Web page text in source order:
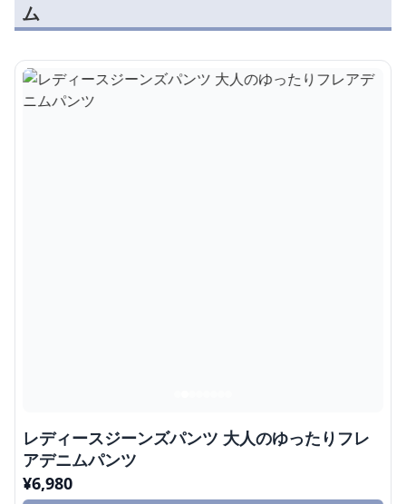
ム
レディースジーンズパンツ 大人のゆったりフレ
アデニムパンツ
¥6,980